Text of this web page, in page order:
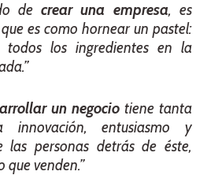
decrear una empresa, es
es como hornear un pastel:
todos los ingredientes en la
un negocio tiene tanta
entusiasmo y
las personas detrás de éste,
venden.”